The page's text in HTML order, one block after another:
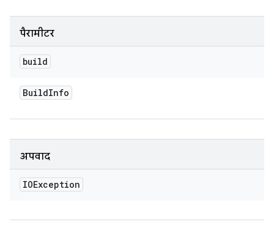
पैरामीटर
build
BuildInfo
अपवाद
IOException